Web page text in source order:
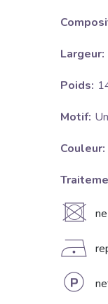
Largeur:
Poids:
Motif:
Couleur:
U
D
L